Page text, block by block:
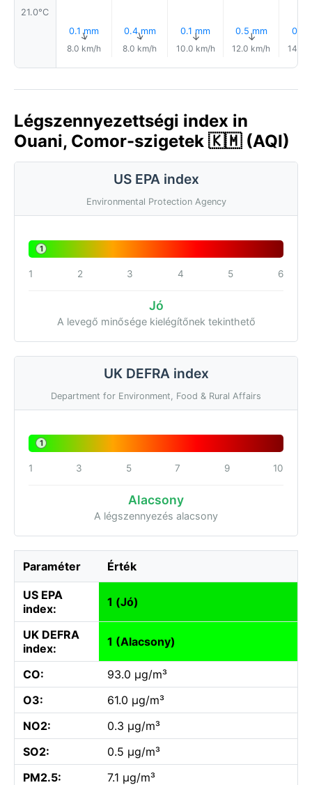
21.0°C
0.1 mm
↑
8.0 km/h
0.4 mm
↑
8.0 km/h
0.1 mm
↑
10.0 km/h
0.5 mm
↑
12.0 km/h
0.1
14.0
Légszennyezettségi index in
Ouani, Comor-szigetek 🇰🇲 (AQI)
US EPA index
Environmental Protection Agency
1
1 2 3 4 5 6
Jó
A levegő minősége kielégítőnek tekinthető
UK DEFRA index
Department for Environment, Food & Rural Affairs
1
1 3 5 7 9 10
Alacsony
A légszennyezés alacsony
Paraméter Érték
US EPA
index:
1 (Jó)
UK DEFRA
index:
1 (Alacsony)
CO:
93.0 µg/m³
O3:
61.0 µg/m³
NO2:
0.3 µg/m³
SO2:
0.5 µg/m³
PM2.5:
7.1 µg/m³